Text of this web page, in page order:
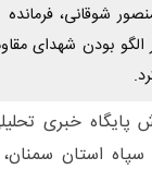
شوقانی،
الگو بودن شهدای
پایگاه خبری
سپاه استان